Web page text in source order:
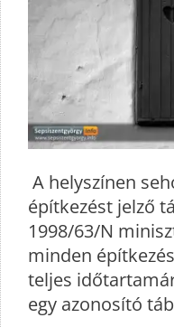
A helyszínen
építkezést jelző
1998/63/N
minden
teljes
egy azonosító